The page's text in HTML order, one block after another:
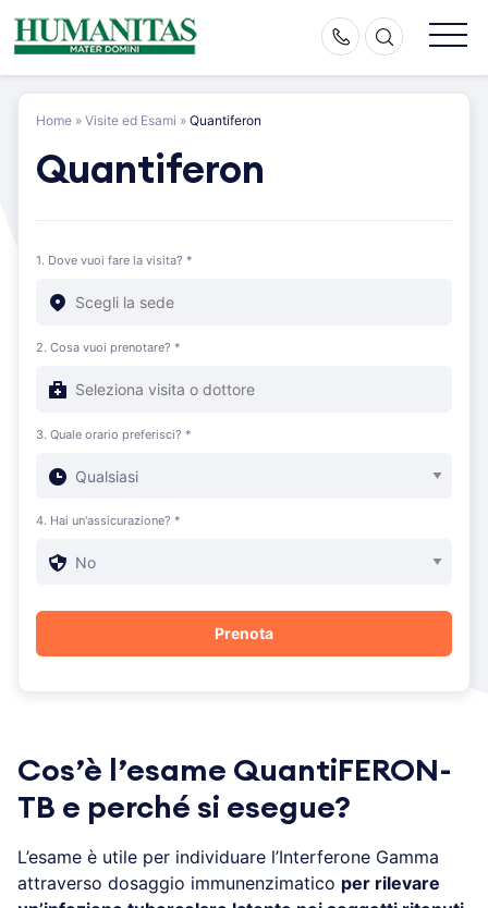
Skip
to
Home » Visite ed Esami » Quantiferon
Quantiferon
1. Dove vuoi fare la visita? *
2. Cosa vuoi prenotare? *
3. Quale orario preferisci? *
4. Hai un'assicurazione? *
Cos’è l’esame QuantiFERON-
TB e perché si esegue?
L’esame è utile per individuare l’Interferone Gamma
attraverso dosaggio immunenzimatico per rilevare